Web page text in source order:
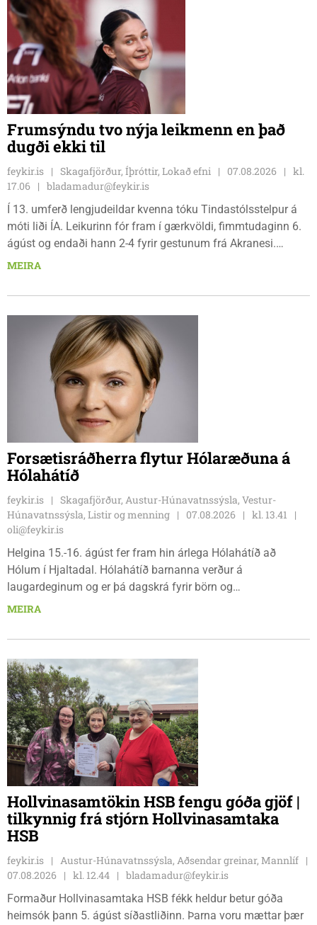
Frumsýndu tvo nýja leikmenn en það
dugði ekki til
feykir.is Skagafjörður, Íþróttir, Lokað efni 07.08.2026
kl.
17.06
bladamadur@feykir.is
Í 13. umferð lengjudeildar kvenna tóku Tindastólsstelpur á
móti liði ÍA. Leikurinn fór fram í gærkvöldi, fimmtudaginn 6.
ágúst og endaði hann 2-4 fyrir gestunum frá Akranesi.
Tindastólsliðið frumsýndi tvo nýja leikmenn en þær dönsku
tvíburar.
MEIRA
Forsætisráðherra flytur Hólaræðuna á
Hólahátíð
feykir.is
Skagafjörður, Austur-Húnavatnssýsla, Vestur-
Húnavatnssýsla, Listir og menning
07.08.2026
kl. 13.41
oli@feykir.is
Helgina 15.-16. ágúst fer fram hin árlega Hólahátíð að
Hólum í Hjaltadal. Hólahátíð barnanna verður á
laugardeginum og er þá dagskrá fyrir börn og
fjölskyldur.Lydía Einarsdóttir svæðisstjóri æskulýðsmála og
MEIRA
Hollvinasamtökin HSB fengu góða gjöf |
tilkynnig frá stjórn Hollvinasamtaka
HSB
feykir.is
Austur-Húnavatnssýsla, Aðsendar greinar, Mannlíf
07.08.2026
kl. 12.44
bladamadur@feykir.is
Formaður Hollvinasamtaka HSB fékk heldur betur góða
heimsók þann 5. ágúst síðastliðinn. Þarna voru mættar þær